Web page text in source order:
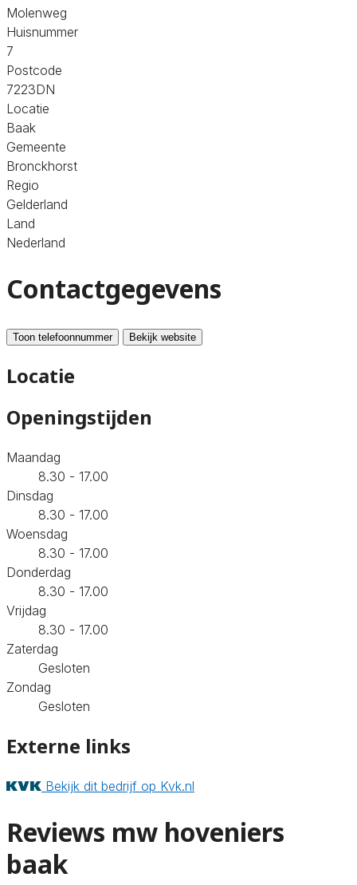
Molenweg
Huisnummer
7
Postcode
7223DN
Locatie
Baak
Gemeente
Bronckhorst
Regio
Gelderland
Land
Nederland
Contactgegevens
Toon telefoonnummer Bekijk website
Locatie
Openingstijden
Maandag
8.30 - 17.00
Dinsdag
8.30 - 17.00
Woensdag
8.30 - 17.00
Donderdag
8.30 - 17.00
Vrijdag
8.30 - 17.00
Zaterdag
Gesloten
Zondag
Gesloten
Externe links
Bekijk dit bedrijf op Kvk.nl
Reviews mw hoveniers
baak